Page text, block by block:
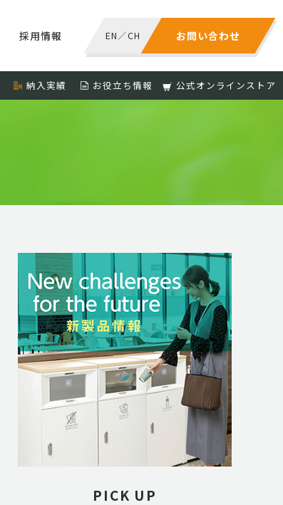
お問い合わせ
EN／CH
採用情報
納入実績 お役立ち情報 公式オンラインストア
PICK UP